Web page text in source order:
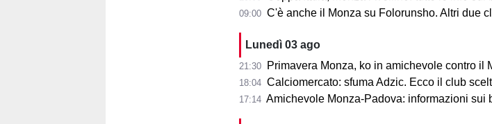
09:00 C'è anche il Monza su Folorunsho. Altri due club
Lunedì 03 ago
21:30 Primavera Monza, ko in amichevole contro il
18:04 Calciomercato: sfuma Adzic. Ecco il club scelto
17:14 Amichevole Monza-Padova: informazioni sui